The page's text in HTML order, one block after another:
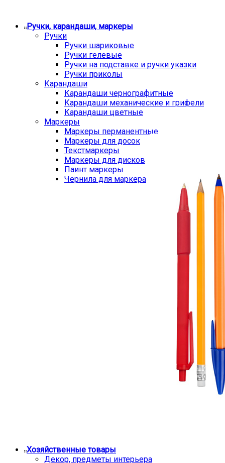
Ручки, карандаши, маркеры
Ручки
Ручки шариковые
Ручки гелевые
Ручки на подставке и ручки указки
Ручки приколы
Карандаши
Карандаши чернографитные
Карандаши механические и грифели
Карандаши цветные
Маркеры
Маркеры перманентные
Маркеры для досок
Текстмаркеры
Маркеры для дисков
Паинт маркеры
Чернила для маркера
Хозяйственные товары
Декор, предметы интерьера